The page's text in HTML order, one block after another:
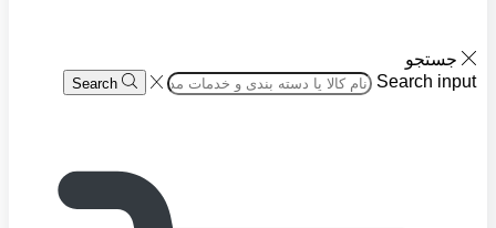
جستجو
Search input
Search